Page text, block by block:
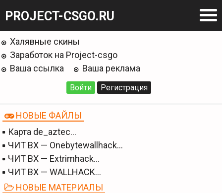
PROJECT-CSGO.RU
Халявные скины
Заработок на Project-csgo
Ваша ссылка
Ваша реклама
Войти Регистрация
НОВЫЕ ФАЙЛЫ
Карта de_aztec…
ЧИТ BX — Onebytewallhack…
ЧИТ BX — Extrimhack…
ЧИТ BX — WALLHACK…
НОВЫЕ МАТЕРИАЛЫ